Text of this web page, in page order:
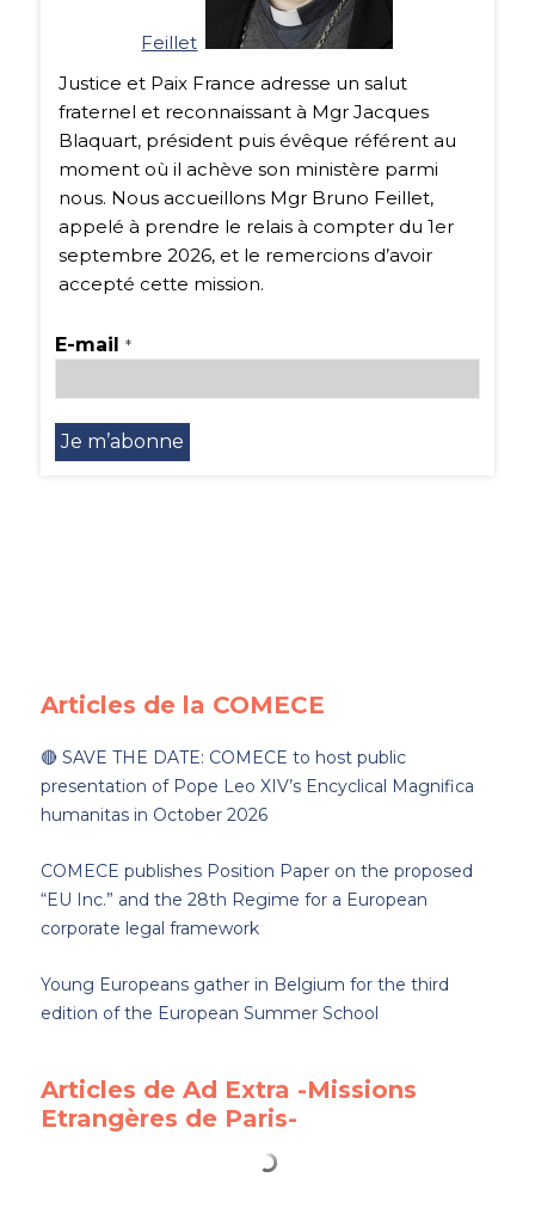
Feillet
Justice et Paix France adresse un salut
fraternel et reconnaissant à Mgr Jacques
Blaquart, président puis évêque référent au
moment où il achève son ministère parmi
nous. Nous accueillons Mgr Bruno Feillet,
appelé à prendre le relais à compter du 1er
septembre 2026, et le remercions d’avoir
accepté cette mission.
E-mail *
Articles de la COMECE
🔴 SAVE THE DATE: COMECE to host public
presentation of Pope Leo XIV’s Encyclical Magnifica
humanitas in October 2026
COMECE publishes Position Paper on the proposed
“EU Inc.” and the 28th Regime for a European
corporate legal framework
Young Europeans gather in Belgium for the third
edition of the European Summer School
Articles de Ad Extra -Missions
Etrangères de Paris-